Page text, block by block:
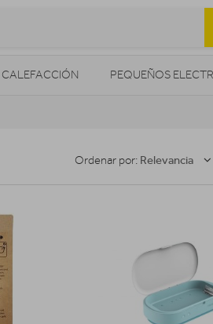
PEQUEÑOS
HIGIENE Y SALUD ENERGÍA
Ordenar por: Relevancia